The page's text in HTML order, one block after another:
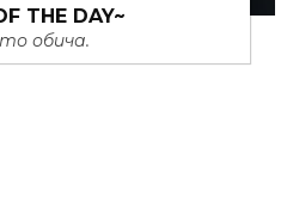
THE DAY~
обича.